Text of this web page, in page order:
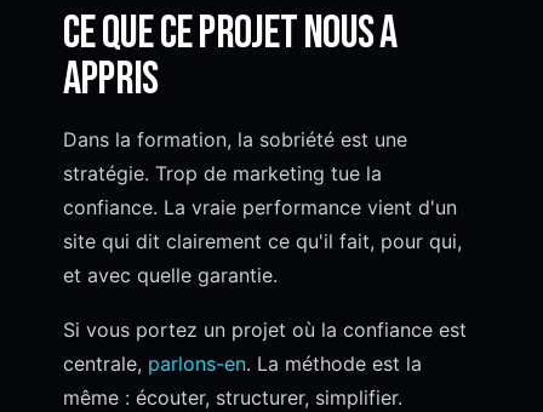
Ce que ce projet nous a
appris
Dans la formation, la sobriété est une
stratégie. Trop de marketing tue la
confiance. La vraie performance vient d'un
site qui dit clairement ce qu'il fait, pour qui,
et avec quelle garantie.
Si vous portez un projet où la confiance est
centrale, parlons-en. La méthode est la
même : écouter, structurer, simplifier.